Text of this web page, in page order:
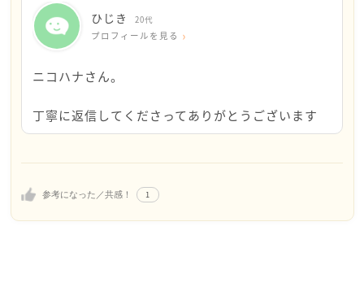
私も以前、ストレスから過食をしてしまっていまし
た。
何かをバリバリガリガリ食べていると堪らなくなり、
そして、ある日私が1番に感じているストレスってなん
それは、仕事のイライラを解消するためにしている過
参考になった／共感！ 1
ひじき 20代
プロフィールを見る
ニコハナさん。
丁寧に返信してくださってありがとうございます